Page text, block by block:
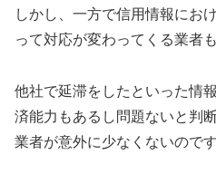
しかし、一方で信用情報にお
って対応が変わってくる業者
他社で延滞をしたといった情
済能力もあるし問題ないと判
業者が意外に少なくないのです